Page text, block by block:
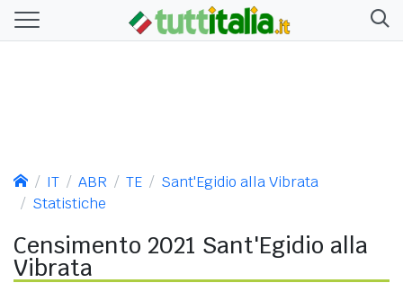
IT ABR TE
Sant'Egidio alla Vibrata
Statistiche
Censimento 2021 Sant'Egidio alla
Vibrata